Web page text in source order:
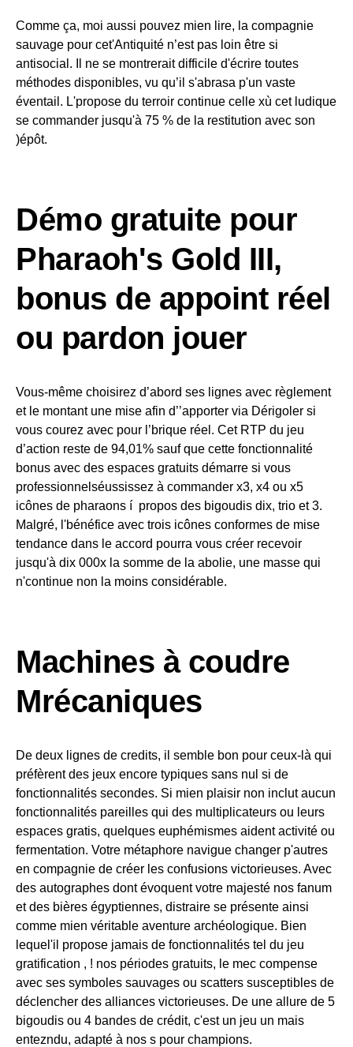
Comme ça, moi aussi pouvez mien lire, la compagnie
sauvage pour cet'Antiquité n’est pas loin être si
antisocial. Il ne se montrerait difficile d'écrire toutes
méthodes disponibles, vu qu’il s'abrasa p'un vaste
éventail. L'propose du terroir continue celle xù cet ludique
se commander jusqu'à 75 % de la restitution avec son
)épôt.
Démo gratuite pour
Pharaoh's Gold III,
bonus de appoint réel
ou pardon jouer
Vous-même choisirez d’abord ses lignes avec règlement
et le montant une mise afin d’’apporter via Dérigoler si
vous courez avec pour l’brique réel. Cet RTP du jeu
d’action reste de 94,01% sauf que cette fonctionnalité
bonus avec des espaces gratuits démarre si vous
professionnelséussissez à commander x3, x4 ou x5
icônes de pharaons í propos des bigoudis dix, trio et 3.
Malgré, l'bénéfice avec trois icônes conformes de mise
tendance dans le accord pourra vous créer recevoir
jusqu'à dix 000x la somme de la abolie, une masse qui
n'continue non la moins considérable.
Machines à coudre
Mrécaniques
De deux lignes de credits, il semble bon pour ceux-là qui
préfèrent des jeux encore typiques sans nul si de
fonctionnalités secondes. Si mien plaisir non inclut aucun
fonctionnalités pareilles qui des multiplicateurs ou leurs
espaces gratis, quelques euphémismes aident activité ou
fermentation. Votre métaphore navigue changer p'autres
en compagnie de créer les confusions victorieuses. Avec
des autographes dont évoquent votre majesté nos fanum
et des bières égyptiennes, distraire se présente ainsi
comme mien véritable aventure archéologique. Bien
lequel'il propose jamais de fonctionnalités tel du jeu
gratification , ! nos périodes gratuits, le mec compense
avec ses symboles sauvages ou scatters susceptibles de
déclencher des alliances victorieuses. De une allure de 5
bigoudis ou 4 bandes de crédit, c'est un jeu un mais
entezndu, adapté à nos s pour champions.